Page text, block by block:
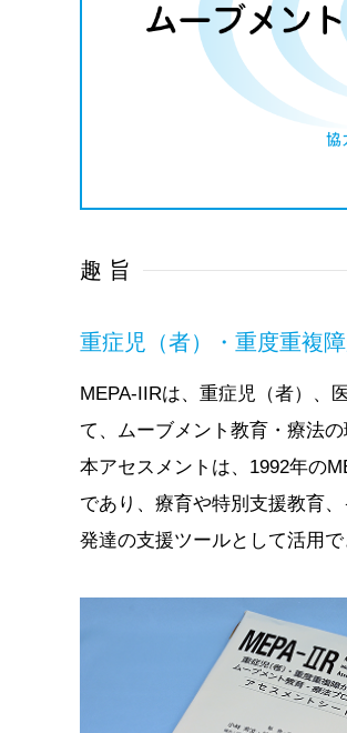
趣 旨
重症児（者）・重度重複
MEPA-IIRは、重症児（者）、
て、ムーブメント教育・療法
本アセスメントは、1992年の
であり、療育や特別支援教育
発達の支援ツールとして活用で